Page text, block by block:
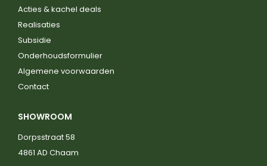
Acties & kachel deals
Realisaties
Subsidie
Onderhoudsformulier
Algemene voorwaarden
Contact
SHOWROOM
Dorpsstraat 58
4861 AD Chaam